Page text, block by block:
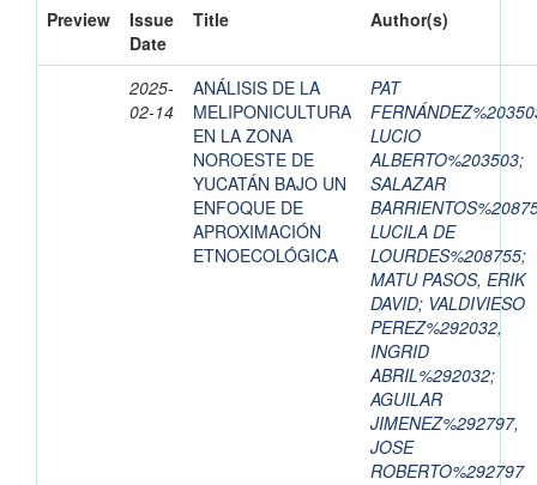
Preview
Issue
Date
Title Author(s)
2025-
02-14
ANÁLISIS DE LA
MELIPONICULTURA
EN LA ZONA
NOROESTE DE
YUCATÁN BAJO UN
ENFOQUE DE
APROXIMACIÓN
ETNOECOLÓGICA
PAT
LUCIO
ALBERTO%203503;
SALAZAR
LUCILA DE
LOURDES%208755;
MATU PASOS, ERIK
DAVID; VALDIVIESO
PEREZ%292032,
INGRID
ABRIL%292032;
AGUILAR
JIMENEZ%292797,
JOSE
ROBERTO%292797